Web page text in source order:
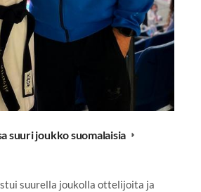
suuri joukko suomalaisia
suurella joukolla ottelijoita ja